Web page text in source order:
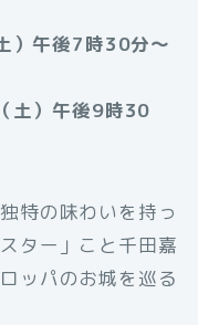
午後7時30分〜
）午後9時30
特の味わいを持っ
ター」こと千田嘉
ッパのお城を巡る